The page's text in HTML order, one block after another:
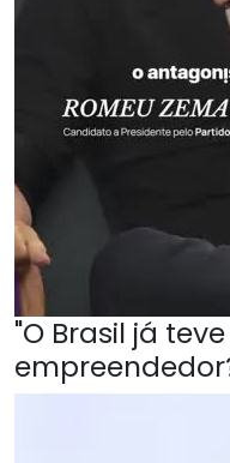
"O Brasil já